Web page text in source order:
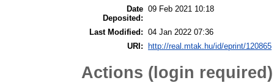
Date
Deposited:
09 Feb 2021 10:18
Last Modified: 04 Jan 2022 07:36
URI:
http://real.mtak.hu/id/eprint/120865
Actions (login required)